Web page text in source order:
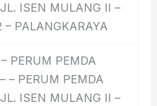
ISEN MULANG II –
– PALANGKARAYA
PERUM PEMDA
– PERUM PEMDA
ISEN MULANG II –